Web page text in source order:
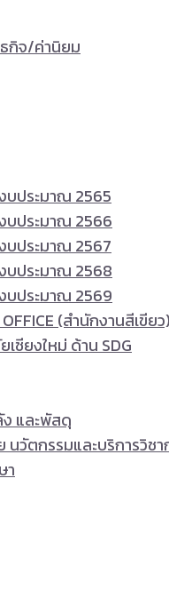
กิจ/ค่านิยม
บประมาณ 2565
บประมาณ 2566
บประมาณ 2567
บประมาณ 2568
บประมาณ 2569
OFFICE (สำนักงานสีเขีย
ชียงใหม่ ด้าน SDG
ง และพัสดุ
นวัตกรรมและบริการวิชา
า